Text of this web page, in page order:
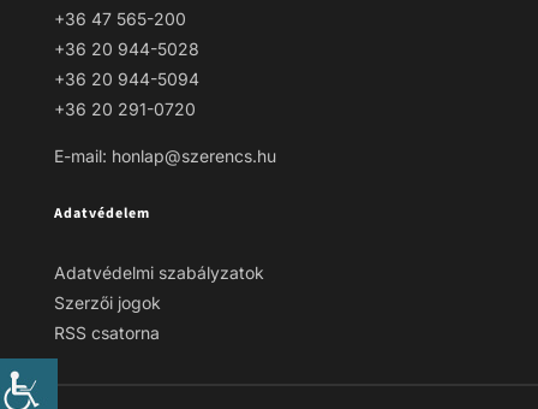
+36 47 565-200
+36 20 944-5028
+36 20 944-5094
+36 20 291-0720
E-mail: honlap@szerencs.hu
Adatvédelem
Adatvédelmi szabályzatok
Szerzői jogok
RSS csatorna